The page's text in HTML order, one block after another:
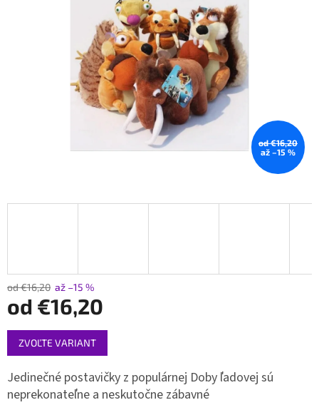
od €16,20
až –15 %
od €16,20 až –15 %
od €16,20
Jednotková
cena:
ZVOĽTE VARIANT
Jedinečné postavičky z populárnej Doby ľadovej sú
neprekonateľne a neskutočne zábavné